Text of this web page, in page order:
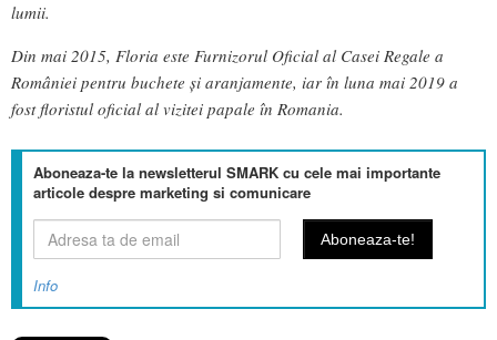
lumii.
Din mai 2015, Floria este Furnizorul Oficial al Casei Regale a
României pentru buchete și aranjamente, iar în luna mai 2019 a
fost floristul oficial al vizitei papale în Romania.
Aboneaza-te la newsletterul SMARK cu cele mai importante
articole despre marketing si comunicare
Info